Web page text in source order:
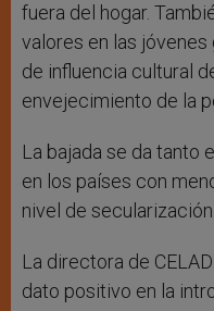
fuera del hogar.
valores en las
de influencia cultural
envejecimiento de la
La bajada se da tanto
en los países con
nivel de secularización.
La directora de
dato positivo en la